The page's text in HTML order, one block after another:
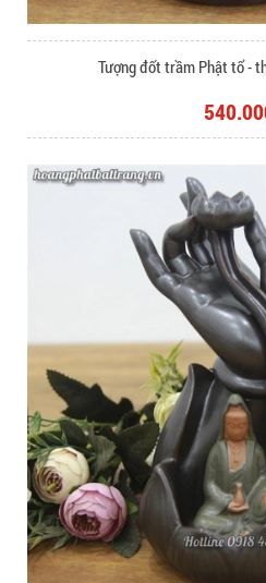
Tượng đốt trầm Phật tổ -